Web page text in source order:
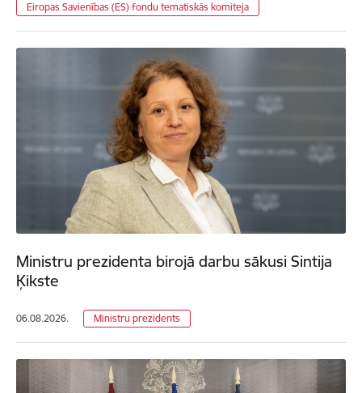
Eiropas Savienības (ES) fondu tematiskās komiteja
Ministru prezidenta birojā darbu sākusi Sintija
Ķikste
06.08.2026. Ministru prezidents